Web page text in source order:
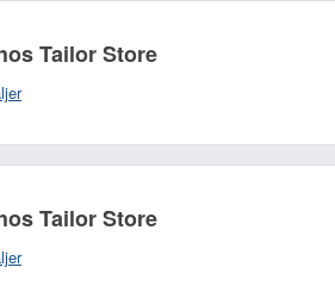
Tailor Store
Tailor Store